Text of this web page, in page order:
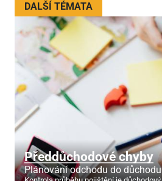
DALŠÍ TÉMATA
Předdůchodové chyby
Plánování odchodu do důchodu